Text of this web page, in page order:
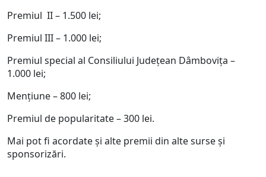
Premiul II – 1.500 lei;
Premiul III – 1.000 lei;
Premiul special al Consiliului Județean Dâmbovița –
1.000 lei;
Mențiune – 800 lei;
Premiul de popularitate – 300 lei.
Mai pot fi acordate și alte premii din alte surse și
sponsorizări.